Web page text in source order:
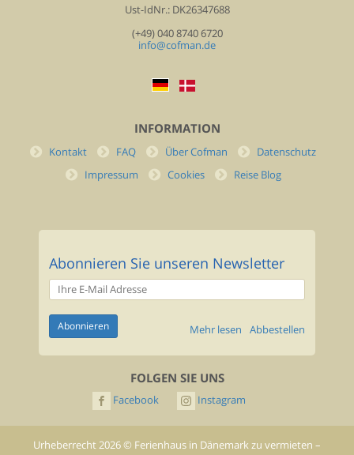
Ust-IdNr.: DK26347688
(+49) 040 8740 6720
info@cofman.de
INFORMATION
Kontakt FAQ Über Cofman
Datenschutz
Impressum
Cookies Reise Blog
Abonnieren Sie unseren Newsletter
Abbestellen
Mehr lesen
FOLGEN SIE UNS
Facebook Instagram
Urheberrecht2026© Ferienhaus in Dänemark zu vermieten –